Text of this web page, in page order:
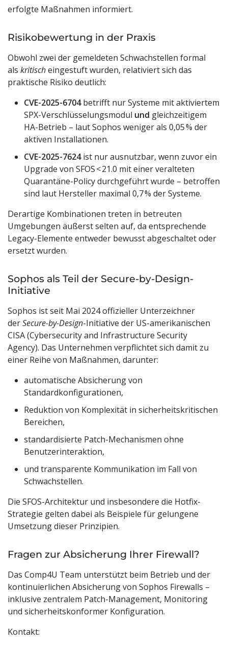
erfolgte Maßnahmen informiert.
Risikobewertung in der Praxis
Obwohl zwei der gemeldeten Schwachstellen formal
als kritischeingestuft wurden, relativiert sich das
praktische Risiko deutlich:
CVE-2025-6704betrifft nur Systeme mit aktiviertem
SPX-Verschlüsselungsmodul und gleichzeitigem
HA-Betrieb – laut Sophos weniger als 0,05 % der
aktiven Installationen.
CVE-2025-7624ist nur ausnutzbar, wenn zuvor ein
Upgrade von SFOS < 21.0 mit einer veralteten
Quarantäne-Policy durchgeführt wurde – betroffen
sind laut Hersteller maximal 0,7 % der Systeme.
Derartige Kombinationen treten in betreuten
Umgebungen äußerst selten auf, da entsprechende
Legacy-Elemente entweder bewusst abgeschaltet oder
ersetzt wurden.
Sophos als Teil der Secure-by-Design-
Initiative
Sophos ist seit Mai 2024 offizieller Unterzeichner
derSecure-by-Design-Initiative der US-amerikanischen
CISA (Cybersecurity and Infrastructure Security
Agency). Das Unternehmen verpflichtet sich damit zu
einer Reihe von Maßnahmen, darunter:
automatische Absicherung von
Standardkonfigurationen,
Reduktion von Komplexität in sicherheitskritischen
Bereichen,
standardisierte Patch-Mechanismen ohne
Benutzerinteraktion,
und transparente Kommunikation im Fall von
Schwachstellen.
Die SFOS-Architektur und insbesondere die Hotfix-
Strategie gelten dabei als Beispiele für gelungene
Umsetzung dieser Prinzipien.
Fragen zur Absicherung Ihrer Firewall?
Das Comp4U Team unterstützt beim Betrieb und der
kontinuierlichen Absicherung von Sophos Firewalls –
inklusive zentralem Patch-Management, Monitoring
und sicherheitskonformer Konfiguration.
Kontakt: